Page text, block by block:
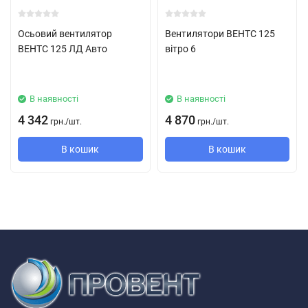
Двигун осьового вентилятора Вентс 125 Квайт
служби двигуна (більше 40 000 годин безперервної
роботи).
Двигун встановлений на гумових віброгасильних вставках
Осьовий вентилятор
ВЕНТС 125 ЛД Авто
В наявності
4 342 грн./шт.
В кошик
Вентилятори ВЕНТС 125
вітро 6
В наявності
4 870 грн./шт.
В кошик